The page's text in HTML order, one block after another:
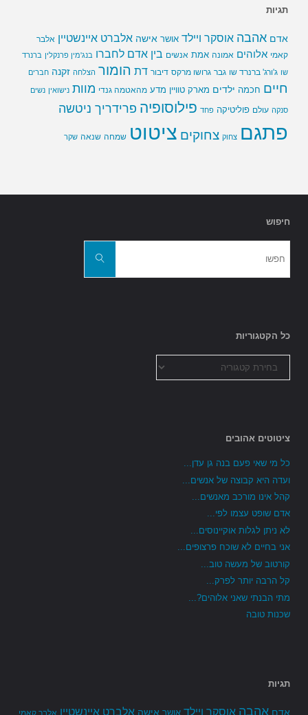
תגיות
אדם אהבה אוסקר ויילד אושר אישה אלברט איינשטיין אלבר
קאמי אלוהים אמונה אמת אנשים בין אדם לחברו בנג'מין פרנקלין ברנרד
שו ג'ורג' ברנרד שו גבר גרושו מרקס דיבור דת הומור הצלחה זקנה חברים
חיים חכמה ילדים מארק טוויין מדע מהאטמה גנדי מוות נישואין נשים
סנקה עולם פוליטיקה פחד פילוסופיה פרידריך ניטשה
פתגם צחוק צחוקים ציטוט שמחה שנאה שקר
חיפוש
חפשו
כל הקטגוריות
הקטגוריות
ציטוטים אהובים
כל מי שאי פעם בנה גן עדן...
ועדה היא קבוצה של אנשים...
קהל אינו מורכב מאנשים...
אדם שופט עצמו לפי...
לא ניתן לגלות אוקיינוסים...
אני בחיים לא שוכח פרצופים...
קורטוב של מעשה טוב...
קל הרבה יותר לפרק...
מתי הבנתי שאני אלוהים?...
שכנות טובה
תגיות
אדם אהבה אוסקר ויילד אושר אישה אלברט איינשטיין אלבר קאמי